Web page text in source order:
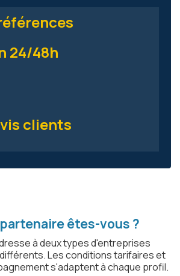
24/48h
clients
êtes-vous ?
à deux types d'entreprises
Les conditions tarifaires et
s'adaptent à chaque profil.